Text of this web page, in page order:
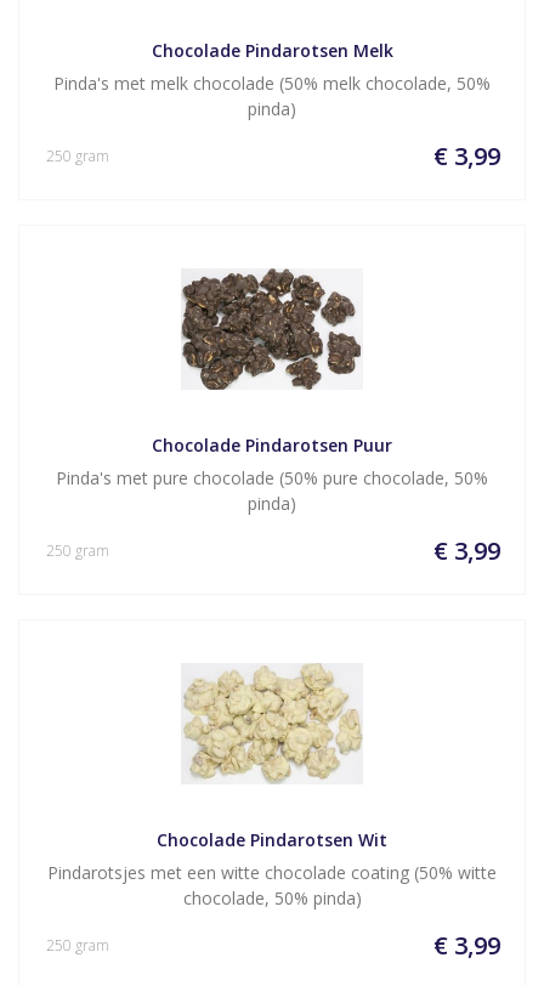
Chocolade Pindarotsen Melk
Pinda's met melk chocolade (50% melk chocolade, 50%
pinda)
€ 3,99
250 gram
Chocolade Pindarotsen Puur
Pinda's met pure chocolade (50% pure chocolade, 50%
pinda)
€ 3,99
250 gram
Chocolade Pindarotsen Wit
Pindarotsjes met een witte chocolade coating (50% witte
chocolade, 50% pinda)
€ 3,99
250 gram